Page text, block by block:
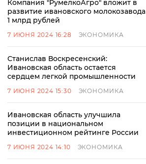
Компания "РумелкоАгро" вложит в
развитие ивановского молокозавода
1 млрд рублей
7 ИЮНЯ 2024 16:28 ЭКОНОМИКА
Станислав Воскресенский:
Ивановская область остается
сердцем легкой промышленности
7 ИЮНЯ 2024 15:30 ЭКОНОМИКА
Ивановская область улучшила
позиции в национальном
инвестиционном рейтинге России
7 ИЮНЯ 2024 14:10 ЭКОНОМИКА